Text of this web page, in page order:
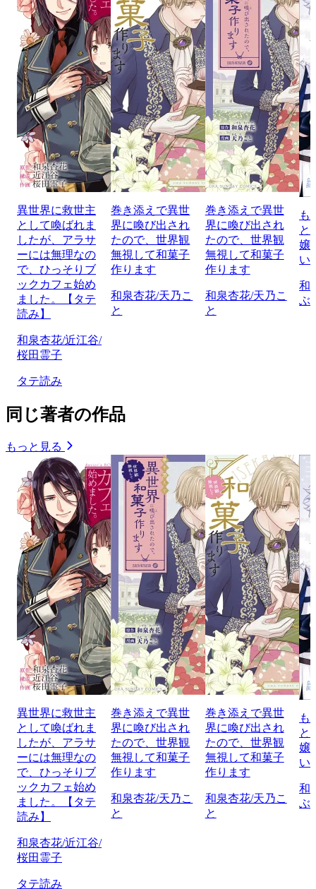
異世界に救世主
として喚ばれま
したが、アラサ
ーには無理なの
で、ひっそりブ
ックカフェ始め
ました。【タテ
読み】
和泉杏花/近江谷/
桜田霊子
タテ読み
巻き添えで異世
界に喚び出され
たので、世界観
無視して和菓子
作ります
和泉杏花/天乃こ
と
巻き添えで異世
界に喚び出され
たので、世界観
無視して和菓子
作ります
和泉杏花/天乃こ
と
も
と
嬢
い
和
ぶ
同じ著者の作品
もっと見る
異世界に救世主
として喚ばれま
したが、アラサ
ーには無理なの
で、ひっそりブ
ックカフェ始め
ました。【タテ
読み】
和泉杏花/近江谷/
桜田霊子
タテ読み
巻き添えで異世
界に喚び出され
たので、世界観
無視して和菓子
作ります
和泉杏花/天乃こ
と
巻き添えで異世
界に喚び出され
たので、世界観
無視して和菓子
作ります
和泉杏花/天乃こ
と
も
と
嬢
い
和
ぶ